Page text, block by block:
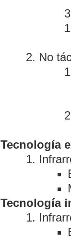
No
Tecnología
Tecnología